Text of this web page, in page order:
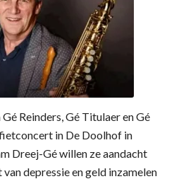
Reinders, Gé Titulaer en Gé
in De Doolhof in
Dreej-Gé willen ze aandacht
depressie en geld inzamelen